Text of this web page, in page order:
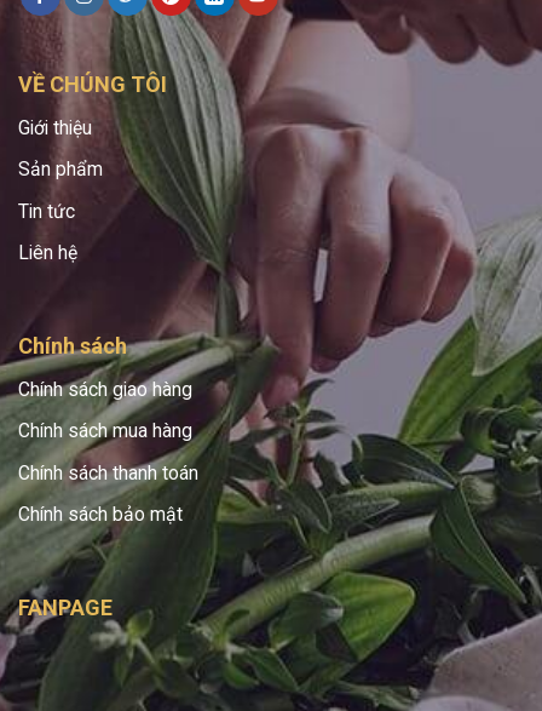
VỀ CHÚNG TÔI
Giới thiệu
Sản phẩm
Tin tức
Liên hệ
Chính sách
Chính sách giao hàng
Chính sách mua hàng
Chính sách thanh toán
Chính sách bảo mật
FANPAGE